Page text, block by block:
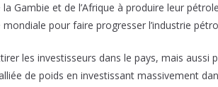
Gambie et de l’Afrique à produire leur
pour faire progresser l’industrie
les investisseurs dans le pays, mais
de poids en investissant massivement